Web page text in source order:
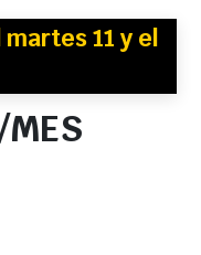
11 y el